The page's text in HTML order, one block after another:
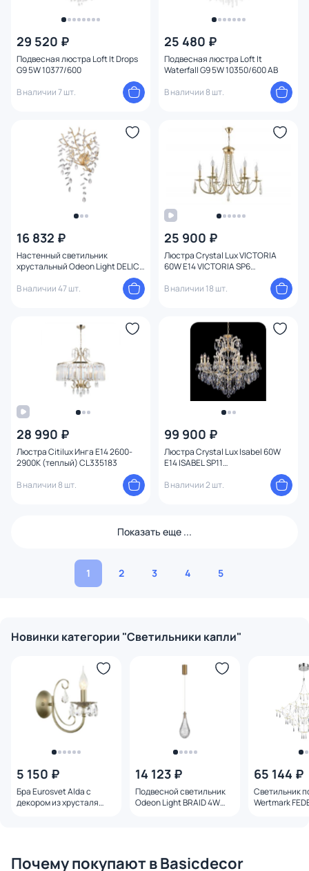
29 520 ₽
Подвесная люстра Loft It Drops
G9 5W 10377/600
В наличии 7 шт.
25 480 ₽
Подвесная люстра Loft It
Waterfall G9 5W 10350/600 AB
В наличии 8 шт.
16 832 ₽
Настенный светильник
хрустальный Odeon Light DELICA
В наличии 47 шт.
25 900 ₽
Люстра Crystal Lux VICTORIA
60W E14 VICTORIA SP6
В наличии 18 шт.
28 990 ₽
Люстра Citilux Инга E14 2600-
2900К (теплый) CL335183
В наличии 8 шт.
99 900 ₽
Люстра Crystal Lux Isabel 60W
E14 ISABEL SP11
В наличии 2 шт.
Показать еще ...
1 2 3 4 5
Новинки категории "Светильники капли"
5 150 ₽
Бра Eurosvet Alda с
декором из хрусталя
14 123 ₽
Подвесной светильник
Odeon Light BRAID 4W
65 144 ₽
Светильник
Wertmark
Почему покупают в Basicdecor